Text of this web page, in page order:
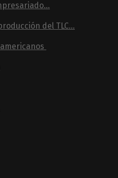
del TLC...